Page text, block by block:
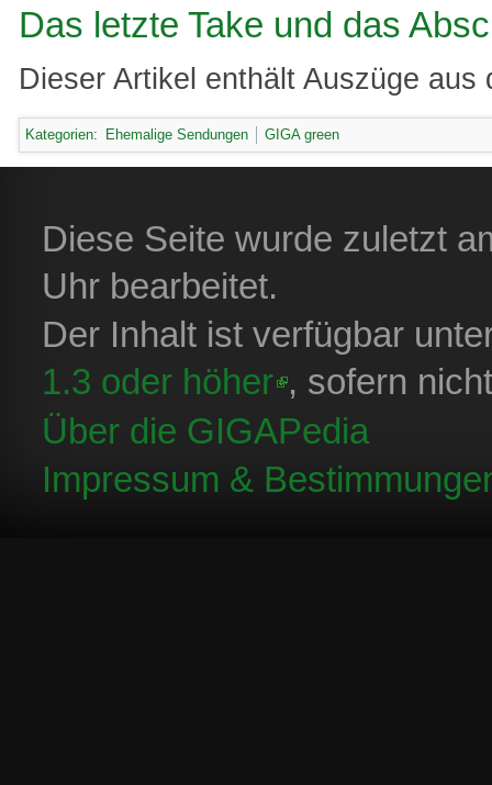
Das letzte Take und das
Dieser Artikel enthält Auszüge aus
Kategorien: Ehemalige Sendungen GIGA green
Diese Seite wurde zuletzt
Uhr bearbeitet.
Der Inhalt ist verfügbar
1.3 oder höher , sofern
Über die GIGAPedia
Impressum &